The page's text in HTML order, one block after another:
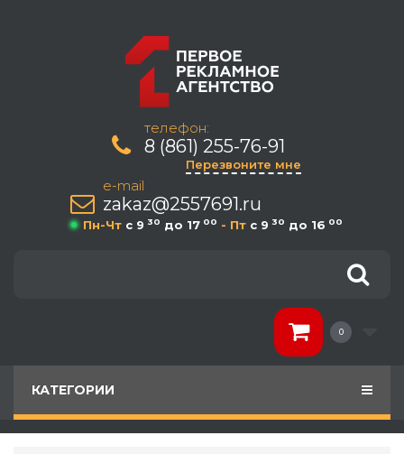
телефон:
8 (861) 255-76-91
Перезвоните мне
e-mail
zakaz@2557691.ru
Пн-Чт c 9 30 до 17 00 - Пт c 9 30 до 16 00
0
КАТЕГОРИИ